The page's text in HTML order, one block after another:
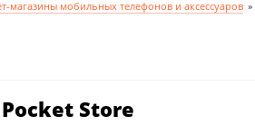
магазины мобильных телефонов и аксессуаров »
Store